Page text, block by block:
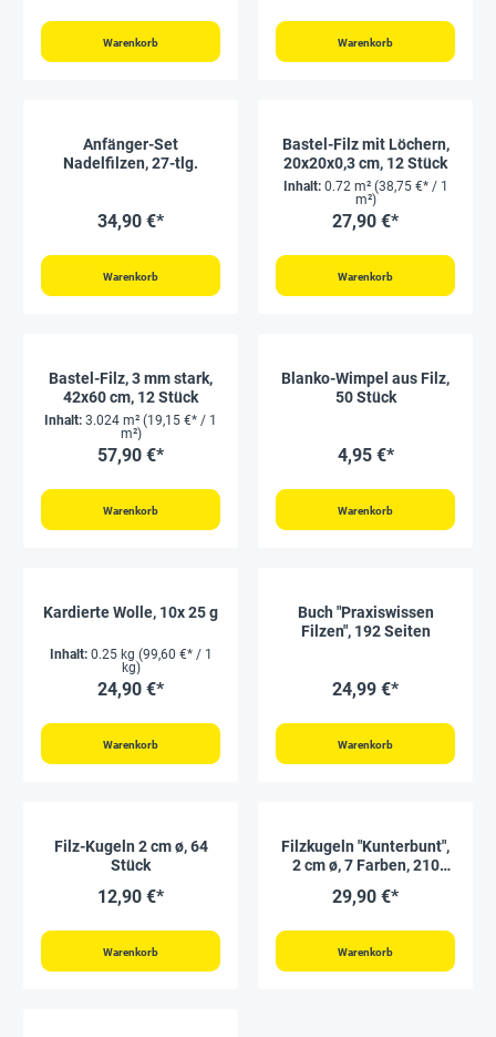
Warenkorb Warenkorb
Anfänger-Set
Nadelfilzen, 27-tlg.
34,90 €*
Warenkorb
Bastel-Filz mit Löchern,
20x20x0,3 cm, 12 Stück
Inhalt: 0.72 m² (38,75 €* / 1
m²)
27,90 €*
Warenkorb
Bastel-Filz, 3 mm stark,
42x60 cm, 12 Stück
Inhalt: 3.024 m² (19,15 €* / 1
m²)
57,90 €*
Warenkorb
Blanko-Wimpel aus Filz,
50 Stück
4,95 €*
Warenkorb
Kardierte Wolle, 10x 25 g
Inhalt: 0.25 kg (99,60 €* / 1
kg)
24,90 €*
Warenkorb
Buch "Praxiswissen
Filzen", 192 Seiten
24,99 €*
Warenkorb
Filz-Kugeln 2 cm ø, 64
Stück
12,90 €*
Warenkorb
Filzkugeln "Kunterbunt",
2 cm ø, 7 Farben, 210
29,90 €*
Warenkorb